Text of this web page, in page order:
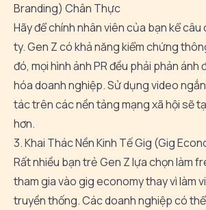
Branding) Chân Thực
Hãy để chính nhân viên của bạn kể
ty. Gen Z có khả năng kiểm chứng
đó, mọi hình ảnh PR đều phải phản ánh
hóa doanh nghiệp. Sử dụng video
tác trên các nền tảng mạng xã hội sẽ
hơn.
3. Khai Thác Nền Kinh Tế Gig (Gig
Rất nhiều bạn trẻ Gen Z lựa chọn làm
tham gia vào gig economy thay vì làm
truyền thống. Các doanh nghiệp có